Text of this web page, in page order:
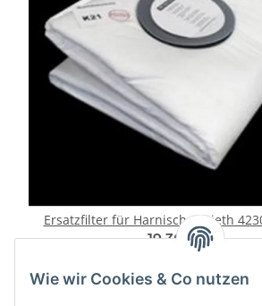
Ersatzfilter für Harnisch & Rieth
19,30 €*
Wie wir Cookies & Co nutzen